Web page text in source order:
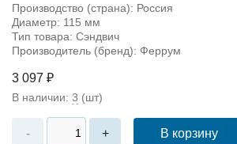
Производство (страна): Россия
Диаметр: 115 мм
Тип товара: Сэндвич
Производитель (бренд): Феррум
3 097 ₽
В наличии: 3 (шт)
- + В корзину